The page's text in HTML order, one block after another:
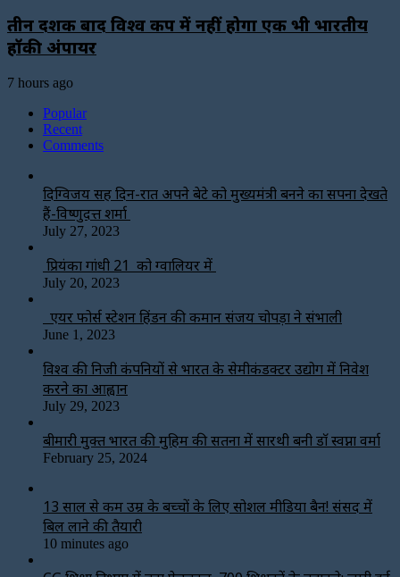
तीन दशक बाद विश्व कप में नहीं होगा एक भी भारतीय
हॉकी अंपायर
7 hours ago
Popular
Recent
Comments
दिग्विजय सिंह दिन-रात अपने बेटे को मुख्यमंत्री बनने का सपना देखते
हैं-विष्णुदत्त शर्मा
July 27, 2023
प्रियंका गांधी 21 को ग्वालियर में
July 20, 2023
एयर फोर्स स्टेशन हिंडन की कमान संजय चोपड़ा ने संभाली
June 1, 2023
विश्‍व की निजी कंपनियों से भारत के सेमीकंडक्टर उद्योग में निवेश
करने का आह्वान
July 29, 2023
बीमारी मुक्त भारत की मुहिम की सतना में सारथी बनी डाॅ स्वप्ना वर्मा
February 25, 2024
13 साल से कम उम्र के बच्चों के लिए सोशल मीडिया बैन! संसद में
बिल लाने की तैयारी
10 minutes ago